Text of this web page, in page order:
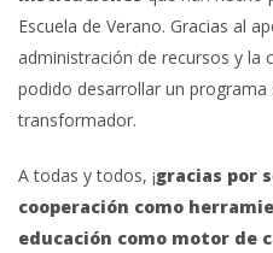
Escuela de Verano. Gracias al
administración de recursos y la
podido desarrollar un
transformador.
A todas y todos, ¡gracias por
cooperación como
educación como motor de